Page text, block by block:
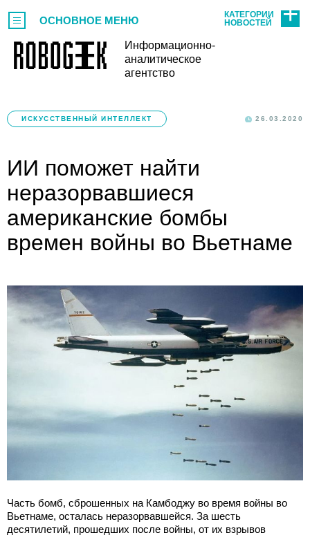
Информационно-
аналитическое
агентство
ОСНОВНОЕ МЕНЮ
КАТЕГОРИИ
НОВОСТЕЙ
ИСКУССТВЕННЫЙ ИНТЕЛЛЕКТ 26.03.2020
ИИ поможет найти
неразорвавшиеся
американские бомбы
времен войны во Вьетнаме
Часть бомб, сброшенных на Камбоджу во время войны во
Вьетнаме, осталась неразорвавшейся. За шесть
десятилетий, прошедших после войны, от их взрывов